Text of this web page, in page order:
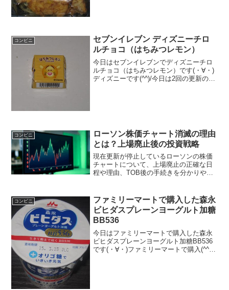
コンビニ
セブンイレブン ディズニーチロ
ルチョコ（はちみつレモン）
今日はセブンイレブンでディズニーチロ
ルチョコ（はちみつレモン）です(・∀・)
ディズニーです(^^)/今日は2回の更新の1
コンビニ
ローソン株価チャート消滅の理由
とは？上場廃止後の投資戦略
現在更新が停止しているローソンの株価
チャートについて、上場廃止の正確な日
程や理由、TOB後の手続きを分かりやす
KDDIを通じた新たな投資戦略も提案。配
当や優待の行方など、元株主が抱える疑
問を全て解消します。
コンビニ
ファミリーマートで購入した森永
ビヒダスプレーンヨーグルト加糖
BB536
今日はファミリーマートで購入した森永
ビヒダスプレーンヨーグルト加糖BB536
です(・∀・)ファミリーマートで購入(^^)/